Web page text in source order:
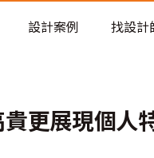
老屋
設計案例 找設計
更展現個人